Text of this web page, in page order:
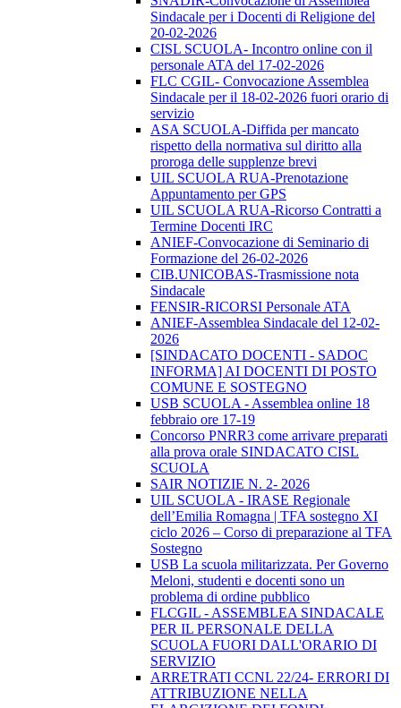
Sindacale per i Docenti di Religione del
20-02-2026
CISL SCUOLA- Incontro online con il
personale ATA del 17-02-2026
FLC CGIL- Convocazione Assemblea
Sindacale per il 18-02-2026 fuori orario di
servizio
ASA SCUOLA-Diffida per mancato
rispetto della normativa sul diritto alla
proroga delle supplenze brevi
UIL SCUOLA RUA-Prenotazione
Appuntamento per GPS
UIL SCUOLA RUA-Ricorso Contratti a
Termine Docenti IRC
ANIEF-Convocazione di Seminario di
Formazione del 26-02-2026
CIB.UNICOBAS-Trasmissione nota
Sindacale
FENSIR-RICORSI Personale ATA
ANIEF-Assemblea Sindacale del 12-02-
2026
[SINDACATO DOCENTI - SADOC
INFORMA] AI DOCENTI DI POSTO
COMUNE E SOSTEGNO
USB SCUOLA - Assemblea online 18
febbraio ore 17-19
Concorso PNRR3 come arrivare preparati
alla prova orale SINDACATO CISL
SCUOLA
SAIR NOTIZIE N. 2- 2026
UIL SCUOLA - IRASE Regionale
dell’Emilia Romagna | TFA sostegno XI
ciclo 2026 – Corso di preparazione al TFA
Sostegno
USB La scuola militarizzata. Per Governo
Meloni, studenti e docenti sono un
problema di ordine pubblico
FLCGIL - ASSEMBLEA SINDACALE
PER IL PERSONALE DELLA
SCUOLA FUORI DALL'ORARIO DI
SERVIZIO
ARRETRATI CCNL 22/24- ERRORI DI
ATTRIBUZIONE NELLA